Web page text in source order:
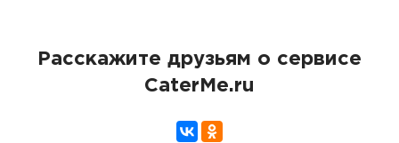
Расскажите друзьям о сервисе
CaterMe.ru